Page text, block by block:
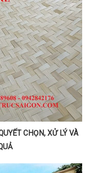
CHỌN, XỬ LÝ VÀ